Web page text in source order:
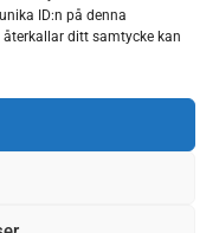
ID:n på denna
ditt samtycke kan
och
berättar Daniel
Joakim